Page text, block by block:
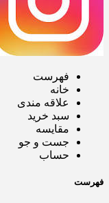
فهرست
خانه
علاقه مندی
سبد خرید
مقایسه
جست و جو
حساب
فهرست